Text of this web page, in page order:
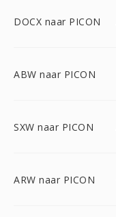
DOCX naar PICON
ABW naar PICON
SXW naar PICON
ARW naar PICON